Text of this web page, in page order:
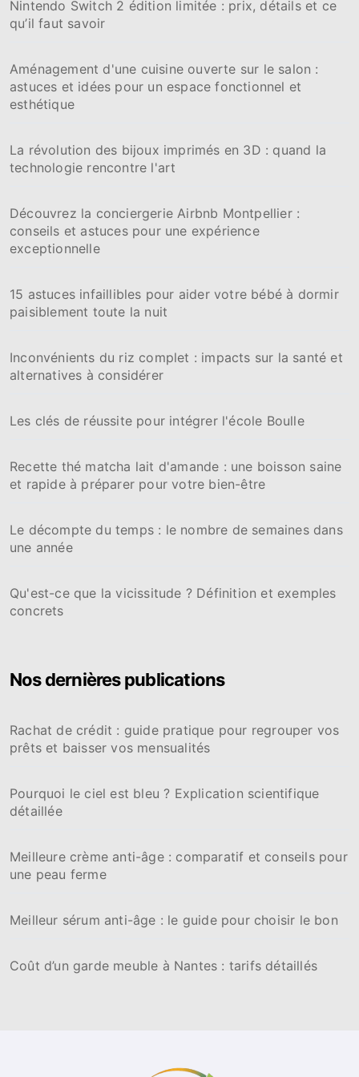
e
r
Nintendo Switch 2 édition limitée : prix, détails et ce
qu’il faut savoir
Aménagement d'une cuisine ouverte sur le salon :
astuces et idées pour un espace fonctionnel et
esthétique
La révolution des bijoux imprimés en 3D : quand la
technologie rencontre l'art
Découvrez la conciergerie Airbnb Montpellier :
conseils et astuces pour une expérience
exceptionnelle
15 astuces infaillibles pour aider votre bébé à dormir
paisiblement toute la nuit
Inconvénients du riz complet : impacts sur la santé et
alternatives à considérer
Les clés de réussite pour intégrer l'école Boulle
Recette thé matcha lait d'amande : une boisson saine
et rapide à préparer pour votre bien-être
Le décompte du temps : le nombre de semaines dans
une année
Qu'est-ce que la vicissitude ? Définition et exemples
concrets
Nos dernières publications
Rachat de crédit : guide pratique pour regrouper vos
prêts et baisser vos mensualités
Pourquoi le ciel est bleu ? Explication scientifique
détaillée
Meilleure crème anti-âge : comparatif et conseils pour
une peau ferme
Meilleur sérum anti-âge : le guide pour choisir le bon
Coût d’un garde meuble à Nantes : tarifs détaillés